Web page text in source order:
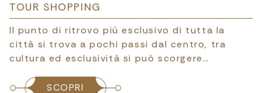
TOUR SHOPPING
Il punto di ritrovo più esclusivo di tutta la
città si trova a pochi passi dal centro, tra
cultura ed esclusività si può scorgere…
SCOPRI